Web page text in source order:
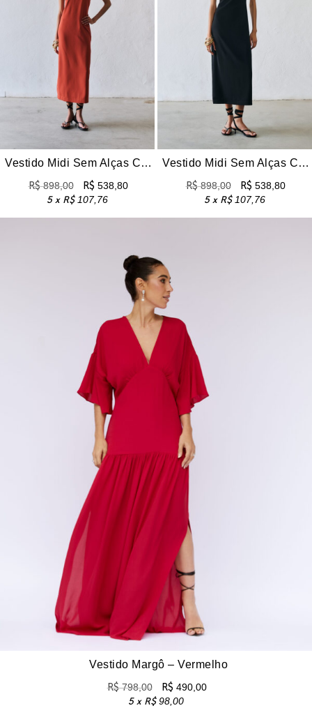
Vestido Midi Sem Alças Cleo – Terra
R$898,00 R$ 538,80
5 x R$107,76
Vestido Midi Sem Alças Cleo – Preto
R$898,00 R$ 538,80
5 x R$107,76
Vestido Margô – Vermelho
R$798,00 R$ 490,00
5 x R$98,00